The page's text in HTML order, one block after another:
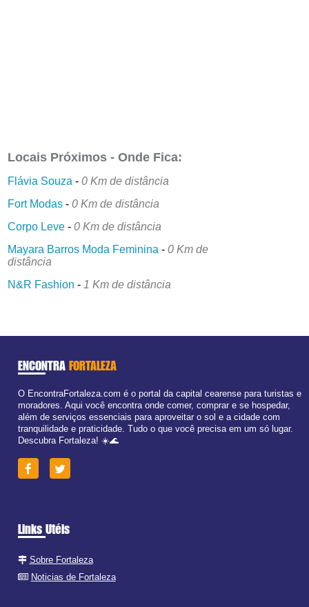
Locais Próximos - Onde Fica:
Flávia Souza -0 Km de distância
Fort Modas -0 Km de distância
Corpo Leve -0 Km de distância
Mayara Barros Moda Feminina -0 Km de
distância
N&R Fashion - 1 Km de distância
ENCONTRA FORTALEZA
O EncontraFortaleza.com é o portal da capital cearense para turistas e
moradores. Aqui você encontra onde comer, comprar e se hospedar,
além de serviços essenciais para aproveitar o sol e a cidade com
tranquilidade e praticidade. Tudo o que você precisa em um só lugar.
Descubra Fortaleza! ☀️🌊
Links Utéis
Sobre Fortaleza
Noticias de Fortaleza